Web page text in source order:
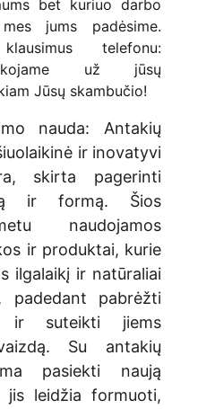
bet kuriuo darbo
jums padėsime.
telefonu:
už jūsų
Jūsų skambučio!
nauda: Antakių
ir inovatyvi
skirta pagerinti
ir formą. Šios
naudojamos
ir produktai, kurie
ilgalaikį ir natūraliai
padedant pabrėžti
ir suteikti jiems
Su antakių
pasiekti naują
jis leidžia formuoti,